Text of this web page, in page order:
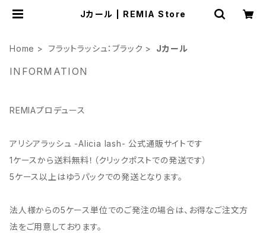
Jカール | REMIA Store
Home フラットラッシュ：ブラック Jカール
INFORMATION
REMIAプロデュース
アリシアラッシュ -Alicia lash- 公式通販サイトです
1ケースから送料無料！（クリックポストでの発送です）
5ケース以上はゆうパックでの発送となります。
法人様からの5ケース単位でのご発注の場合は、お得なご注文方
法をご用意しております。